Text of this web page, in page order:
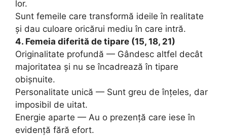
lor.
Sunt femeile care transformă ideile în realitate
și dau culoare oricărui mediu în care intră.
4. Femeia diferită de tipare (15, 18, 21)
Originalitate profundă — Gândesc altfel decât
majoritatea și nu se încadrează în tipare
obișnuite.
Personalitate unică — Sunt greu de înțeles, dar
imposibil de uitat.
Energie aparte — Au o prezență care iese în
evidență fără efort.